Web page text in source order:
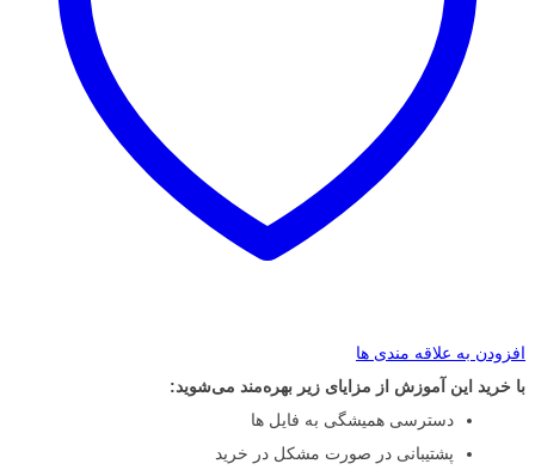
افزودن به علاقه مندی ها
با خرید این آموزش از مزایای زیر بهره‌مند می‌شوید:
دسترسی همیشگی به فایل ها
پشتیبانی در صورت مشکل در خرید